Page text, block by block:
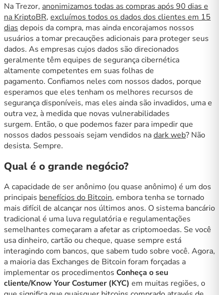
Na Trezor, anonimizamos todas as compras após 90 dias e
na KriptoBR, excluímos todos os dados dos clientes em 15
dias depois da compra, mas ainda encorajamos nossos
usuários a tomar precauções adicionais para proteger seus
dados. As empresas cujos dados são direcionados
geralmente têm equipes de segurança cibernética
altamente competentes em suas folhas de
pagamento. Confiamos neles com nossos dados, porque
esperamos que eles tenham os melhores recursos de
segurança disponíveis, mas eles ainda são invadidos, uma e
outra vez, à medida que novas vulnerabilidades
surgem. Então, o que podemos fazer para impedir que
nossos dados pessoais sejam vendidos nadark web? Não
desista. Sempre.
Qual é o grande negócio?
A capacidade de ser anônimo (ou quase anônimo) é um dos
principais benefícios do Bitcoin, embora tenha se tornado
mais difícil de alcançar nos últimos anos. O sistema bancário
tradicional é uma luva regulatória e regulamentações
semelhantes começaram a afetar as criptomoedas. Se você
usa dinheiro, cartão ou cheque, quase sempre está
interagindo com bancos, que sabem tudo sobre você. Agora,
a maioria das Exchanges de Bitcoin foram forçadas a
implementar os procedimentos Conheça o seu
cliente/Know Your Costumer (KYC) em muitas regiões, o